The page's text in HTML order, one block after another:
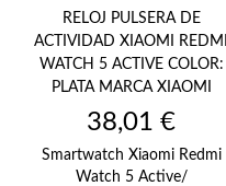
RELOJ PULSERA DE
ACTIVIDAD XIAOMI REDMI
WATCH 5 ACTIVE COLOR:
PLATA MARCA XIAOMI
Precio
38,01 €
Smartwatch Xiaomi Redmi
Watch 5 Active/